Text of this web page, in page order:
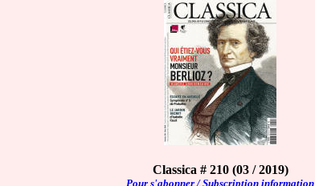
Classica # 210 (03 / 2019)
Pour s'abonner / Subscription information